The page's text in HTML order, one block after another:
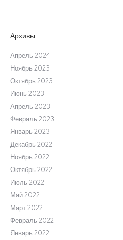
Архивы
Апрель 2024
Ноябрь 2023
Октябрь 2023
Июнь 2023
Апрель 2023
Февраль 2023
Январь 2023
Декабрь 2022
Ноябрь 2022
Октябрь 2022
Июль 2022
Май 2022
Март 2022
Февраль 2022
Январь 2022